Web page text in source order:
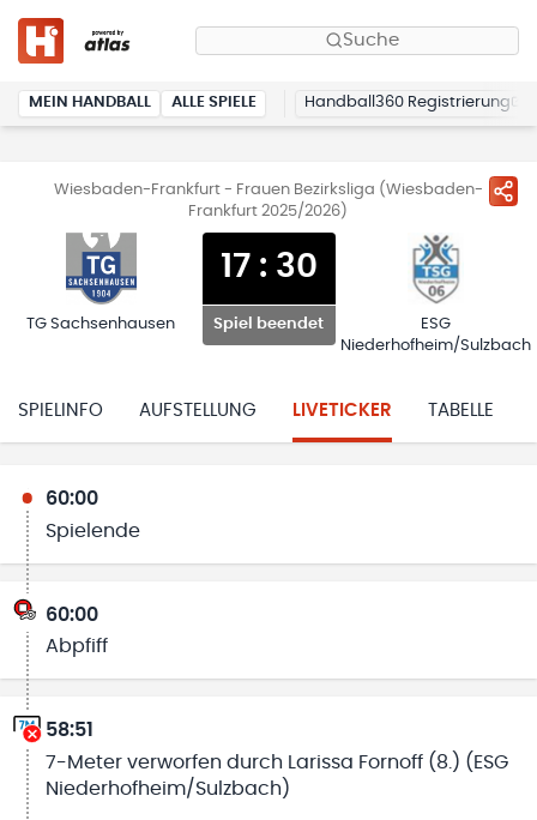
Suche
MEIN HANDBALL ALLE SPIELE Handball360 Registrierung
Wiesbaden-Frankfurt - Frauen Bezirksliga (Wiesbaden-
Frankfurt 2025/2026)
TG Sachsenhausen
17: 30
Spiel beendet
ESG
Niederhofheim/Sulzbach
SPIELINFO AUFSTELLUNG LIVETICKER TABELLE
60:00
Spielende
60:00
Abpfiff
58:51
7-Meter verworfen durch Larissa Fornoff (8.) (ESG
Niederhofheim/Sulzbach)